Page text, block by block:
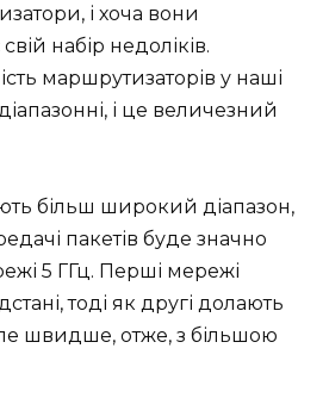
і хоча вони
набір недоліків.
маршрутизаторів у наші
і це величезний
більш широкий діапазон,
пакетів буде значно
5 ГГц. Перші мережі
тоді як другі долають
швидше, отже, з більшою